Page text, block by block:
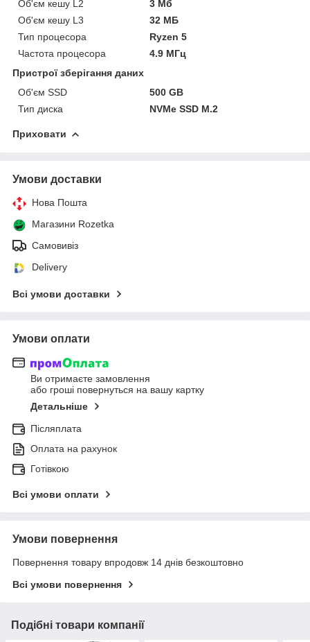
Об'єм кешу L2
3 Мб
Об'єм кешу L3
32 МБ
Тип процесора
Ryzen 5
Частота процесора
4.9 МГц
Пристрої зберігання даних
Об'єм SSD
500 GB
Тип диска
NVMe SSD M.2
Приховати
Умови доставки
Нова Пошта
Магазини Rozetka
Самовивіз
Delivery
Всі умови доставки
Умови оплати
Ви отримаєте замовлення
або гроші повернуться на вашу картку
Детальніше
Післяплата
Оплата на рахунок
Готівкою
Всі умови оплати
Умови повернення
Повернення товару впродовж 14 днів безкоштовно
Всі умови повернення
Подібні товари компанії